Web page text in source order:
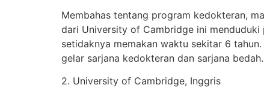
Membahas tentang program kedokteran,
dari University of Cambridge ini
setidaknya memakan waktu sekitar 6
gelar sarjana kedokteran dan sarjana bedah.
2. University of Cambridge, Inggris